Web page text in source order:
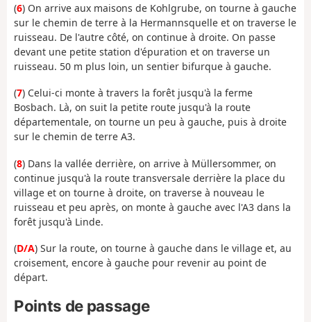
(6) On arrive aux maisons de Kohlgrube, on tourne à gauche
sur le chemin de terre à la Hermannsquelle et on traverse le
ruisseau. De l'autre côté, on continue à droite. On passe
devant une petite station d'épuration et on traverse un
ruisseau. 50 m plus loin, un sentier bifurque à gauche.
(7) Celui-ci monte à travers la forêt jusqu'à la ferme
Bosbach. Là, on suit la petite route jusqu'à la route
départementale, on tourne un peu à gauche, puis à droite
sur le chemin de terre A3.
(8) Dans la vallée derrière, on arrive à Müllersommer, on
continue jusqu'à la route transversale derrière la place du
village et on tourne à droite, on traverse à nouveau le
ruisseau et peu après, on monte à gauche avec l'A3 dans la
forêt jusqu'à Linde.
(D/A) Sur la route, on tourne à gauche dans le village et, au
croisement, encore à gauche pour revenir au point de
départ.
Points de passage